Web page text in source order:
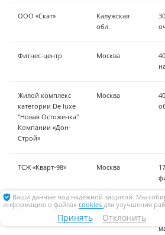
ООО «Скат»
Калужская
обл.
Фитнес-центр Москва
Жилой комплекс
категории De luxe
"Новая Остоженка"
Компании «Дон-
Строй»
Москва
ТСЖ «Кварт-98» Москва
ТСЖ «Дворянское
Москва
Ваши данные под надёжной защитой. Мы
информацию о файлах cookies для улучшения
Принять Отклонить